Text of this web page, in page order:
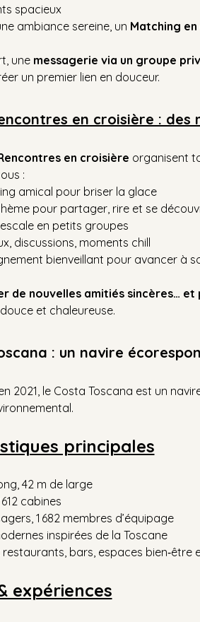
spacieux
ambiance sereine, un Matching
une messagerie via un groupe
un premier lien en douceur.
en croisière : des
en croisière organisent
:
amical pour briser la glace
pour partager, rire et se
en petits groupes
discussions, moments chill
bienveillant pour avancer à
de nouvelles amitiés sincères…
et chaleureuse.
: un navire
2021, le Costa Toscana est un
principales
42 m de large
612 cabines
1 682 membres d’équipage
inspirées de la Toscane
bars, espaces bien‑être
expériences